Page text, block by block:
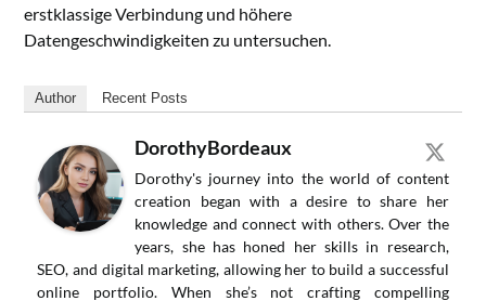
erstklassige Verbindung und höhere
Datengeschwindigkeiten zu untersuchen.
Author Recent Posts
DorothyBordeaux
Dorothy's journey into the world of content
creation began with a desire to share her
knowledge and connect with others. Over the
years, she has honed her skills in research,
SEO, and digital marketing, allowing her to build a successful
online portfolio. When she’s not crafting compelling